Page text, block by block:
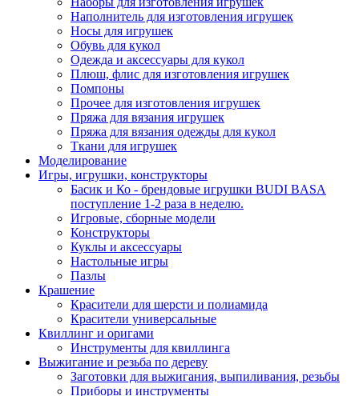
Наполнитель для изготовления игрушек
Носы для игрушек
Обувь для кукол
Одежда и аксессуары для кукол
Плюш, флис для изготовления игрушек
Помпоны
Прочее для изготовления игрушек
Пряжа для вязания игрушек
Пряжа для вязания одежды для кукол
Ткани для игрушек
Моделирование
Игры, игрушки, конструкторы
Басик и Ко - брендовые игрушки BUDI BASA
поступление 1-2 раза в неделю.
Игровые, сборные модели
Конструкторы
Куклы и аксессуары
Настольные игры
Пазлы
Крашение
Красители для шерсти и полиамида
Красители универсальные
Квиллинг и оригами
Инструменты для квиллинга
Выжигание и резьба по дереву
Заготовки для выжигания, выпиливания, резьбы
Приборы и инструменты